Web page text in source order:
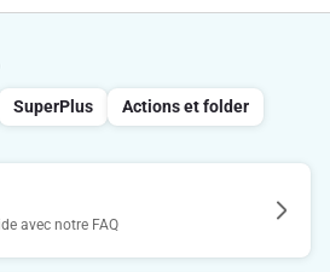
SuperPlus
Actions et folder
avec notre FAQ